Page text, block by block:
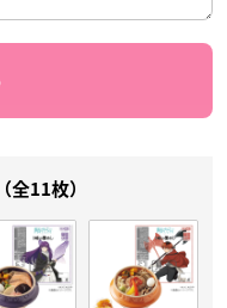
全11枚）